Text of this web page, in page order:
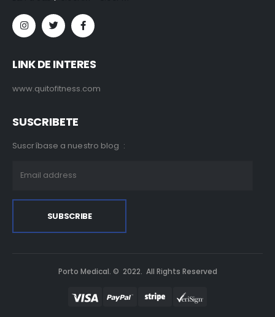
LINK DE INTERES
www.quitofitness.com
SUSCRIBETE
Suscríbase a nuestro blog :
Porto Medical. © 2022. All Rights Reserved